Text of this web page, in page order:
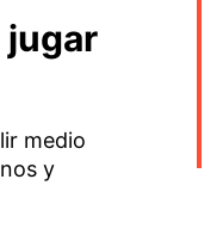
jugar
medio
y